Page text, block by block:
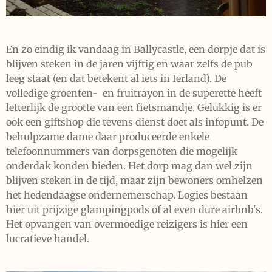
En zo eindig ik vandaag in Ballycastle, een dorpje dat is
blijven steken in de jaren vijftig en waar zelfs de pub
leeg staat (en dat betekent al iets in Ierland). De
volledige groenten- en fruitrayon in de superette heeft
letterlijk de grootte van een fietsmandje. Gelukkig is er
ook een giftshop die tevens dienst doet als infopunt. De
behulpzame dame daar produceerde enkele
telefoonnummers van dorpsgenoten die mogelijk
onderdak konden bieden. Het dorp mag dan wel zijn
blijven steken in de tijd, maar zijn bewoners omhelzen
het hedendaagse ondernemerschap. Logies bestaan
hier uit prijzige glampingpods of al even dure airbnb's.
Het opvangen van overmoedige reizigers is hier een
lucratieve handel.